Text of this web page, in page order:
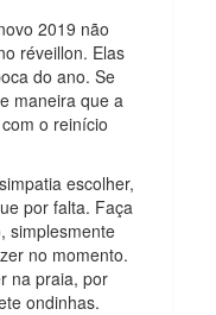
2019 não
réveillon. Elas
do ano. Se
maneira que a
o reinício
escolher,
por falta. Faça
simplesmente
no momento.
na praia, por
ondinhas.